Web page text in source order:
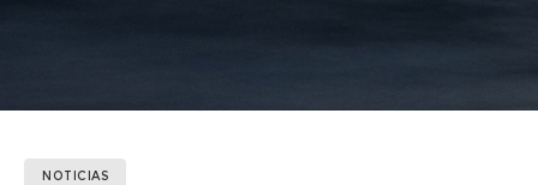
NOTICIAS